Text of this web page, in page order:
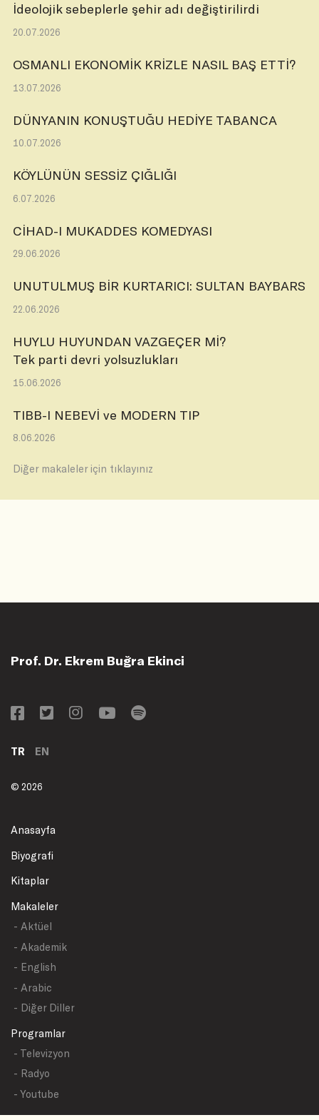
İdeolojik sebeplerle şehir adı değiştirilirdi
20.07.2026
OSMANLI EKONOMİK KRİZLE NASIL BAŞ ETTİ?
13.07.2026
DÜNYANIN KONUŞTUĞU HEDİYE TABANCA
10.07.2026
KÖYLÜNÜN SESSİZ ÇIĞLIĞI
6.07.2026
CİHAD-I MUKADDES KOMEDYASI
29.06.2026
UNUTULMUŞ BİR KURTARICI: SULTAN BAYBARS
22.06.2026
HUYLU HUYUNDAN VAZGEÇER Mİ?
Tek parti devri yolsuzlukları
15.06.2026
TIBB-I NEBEVİ ve MODERN TIP
8.06.2026
Diğer makaleler için tıklayınız
Prof. Dr. Ekrem Buğra Ekinci
TR EN
© 2026
Anasayfa
Biyografi
Kitaplar
Makaleler
- Aktüel
- Akademik
- English
- Arabic
- Diğer Diller
Programlar
- Televizyon
- Radyo
- Youtube